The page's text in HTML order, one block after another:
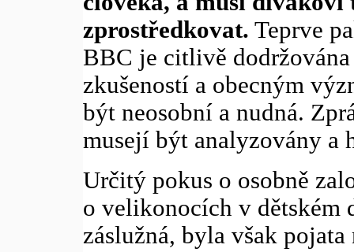
zprostředkovat. Teprve
BBC je citlivě
zkušeností a obecným
být neosobní a nudná.
musejí být analyzovány a
Určitý pokus o osobně
o velikonocích v dětském
záslužná, byla však